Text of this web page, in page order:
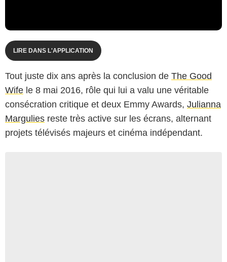
LIRE DANS L'APPLICATION
Tout juste dix ans après la conclusion de The Good
Wife le 8 mai 2016, rôle qui lui a valu une véritable
consécration critique et deux Emmy Awards, Julianna
Margulies reste très active sur les écrans, alternant
projets télévisés majeurs et cinéma indépendant.